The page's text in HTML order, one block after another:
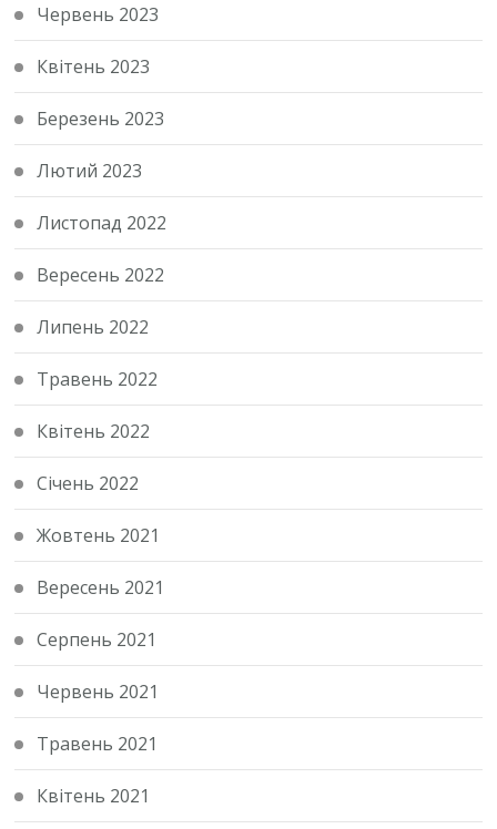
Червень 2023
Квітень 2023
Березень 2023
Лютий 2023
Листопад 2022
Вересень 2022
Липень 2022
Травень 2022
Квітень 2022
Січень 2022
Жовтень 2021
Вересень 2021
Серпень 2021
Червень 2021
Травень 2021
Квітень 2021